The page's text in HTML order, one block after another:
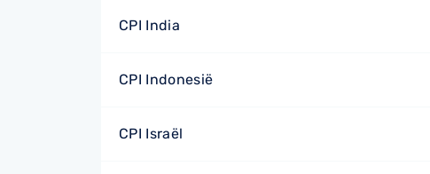
CPI India
CPI Indonesië
CPI Israël